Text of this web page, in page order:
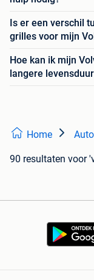
Is er een verschil
grilles voor mijn
Hoe kan ik mijn
langere
Home
90 resultaten voor